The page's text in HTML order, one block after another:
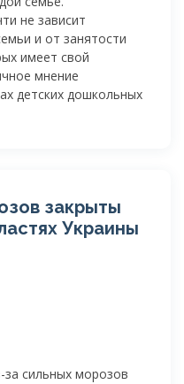
не зависит
и от занятости
имеет свой
мнение
детских дошкольных
закрыты
Украины
за сильных морозов